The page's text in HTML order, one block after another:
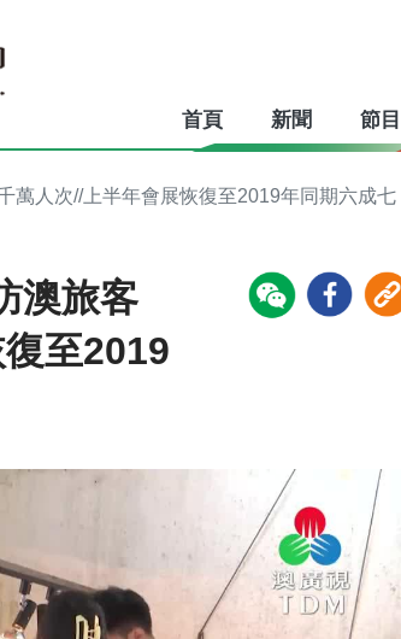
首頁 新聞 節目
萬人次//上半年會展恢復至2019年同期六成七
澳旅客
至2019